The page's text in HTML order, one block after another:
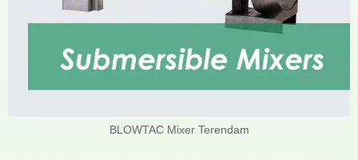
BLOWTAC Mixer Terendam